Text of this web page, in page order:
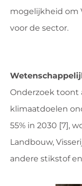
mogelijkheid om
voor de sector.
Onderzoek toont
klimaatdoelen
55% in 2030 [7],
Landbouw,
andere stikstof